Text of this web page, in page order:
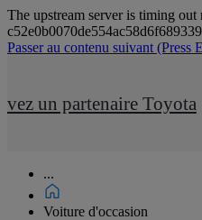
The upstream server is timing out
Passer au contenu suivant (Press
un partenaire Toyota
...
Voiture d'occasion